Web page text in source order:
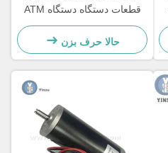
قطعات دستگاه دستگاه ATM
پلاستیکی
حالا حرف بزن